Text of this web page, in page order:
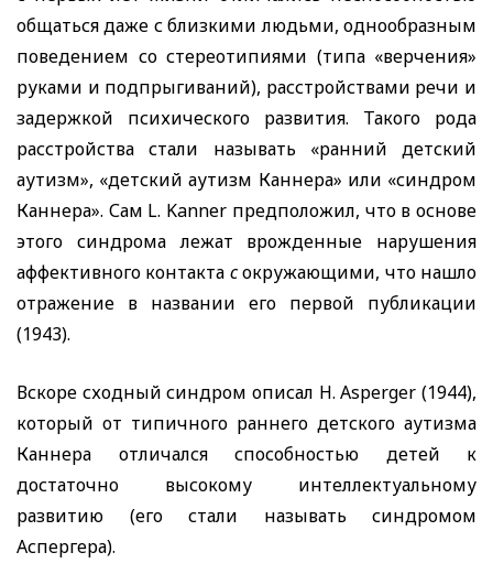
общаться даже с близкими людьми, однообразным
поведением со стереотипиями (типа «верчения»
руками и подпрыгиваний), расстройствами речи и
задержкой психического развития. Такого рода
расстройства стали называть «ранний детский
аутизм», «детский аутизм Каннера» или «синдром
Каннера». Сам L. Kanner предположил, что в основе
этого синдрома лежат врожденные нарушения
аффективного контакта сокружающими, что нашло
отражение в названии его первой публикации
(1943).
Вскоре сходный синдром описал H. Asperger(1944),
который от типичного раннего детского аутизма
Каннера отличался способностью детей к
достаточно высокому интеллектуальному
развитию (его стали называть синдромом
Аспергера).